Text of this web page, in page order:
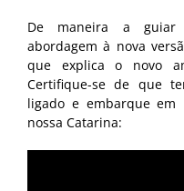
De maneira a guiar
abordagem à nova
que explica o novo
Certifique-se de que
ligado e embarque em
nossa Catarina: